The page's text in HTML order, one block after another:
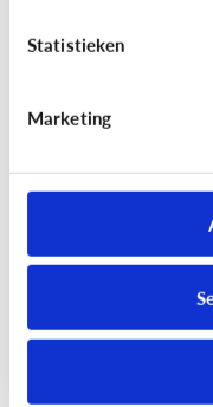
Statistieken
Marketing
Speels